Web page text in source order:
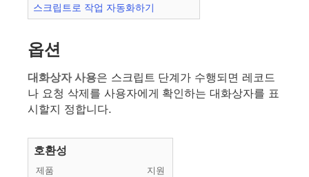
스크립트로 작업 자동화하기
옵션
대화상자 사용은 스크립트 단계가 수행되면 레코드
나 요청 삭제를 사용자에게 확인하는 대화상자를 표
시할지 정합니다.
호환성
제품 지원